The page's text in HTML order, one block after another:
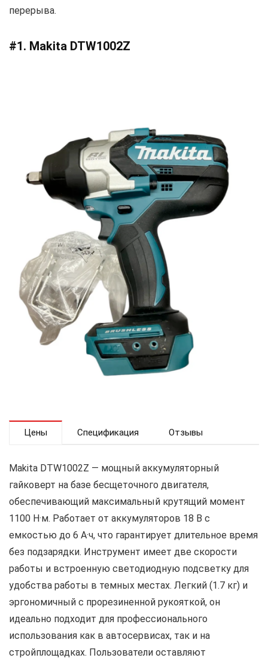
перерыва.
#1. Makita DTW1002Z
Цены Спецификация Отзывы
Makita DTW1002Z — мощный аккумуляторный
гайковерт на базе бесщеточного двигателя,
обеспечивающий максимальный крутящий момент
1100 Н·м. Работает от аккумуляторов 18 В с
емкостью до 6 А·ч, что гарантирует длительное время
без подзарядки. Инструмент имеет две скорости
работы и встроенную светодиодную подсветку для
удобства работы в темных местах. Легкий (1.7 кг) и
эргономичный с прорезиненной рукояткой, он
идеально подходит для профессионального
использования как в автосервисах, так и на
стройплощадках. Пользователи оставляют